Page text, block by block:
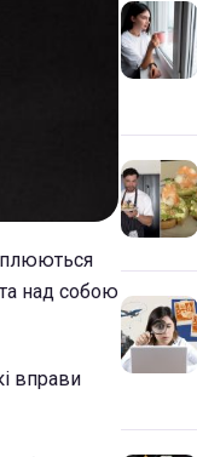
над собою
вправи